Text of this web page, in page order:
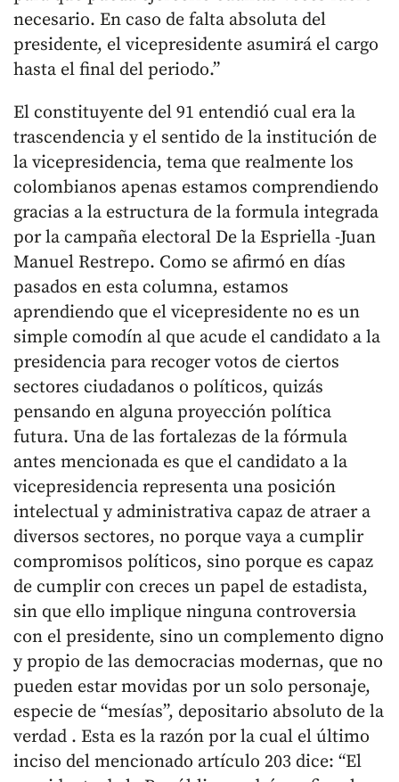
necesario. En caso de falta absoluta del
presidente, el vicepresidente asumirá el cargo
hasta el final del periodo.”
El constituyente del 91 entendió cual era la
trascendencia y el sentido de la institución de
la vicepresidencia, tema que realmente los
colombianos apenas estamos comprendiendo
gracias a la estructura de la formula integrada
por la campaña electoral De la Espriella -Juan
Manuel Restrepo. Como se afirmó en días
pasados en esta columna, estamos
aprendiendo que el vicepresidente no es un
simple comodín al que acude el candidato a la
presidencia para recoger votos de ciertos
sectores ciudadanos o políticos, quizás
pensando en alguna proyección política
futura. Una de las fortalezas de la fórmula
antes mencionada es que el candidato a la
vicepresidencia representa una posición
intelectual y administrativa capaz de atraer a
diversos sectores, no porque vaya a cumplir
compromisos políticos, sino porque es capaz
de cumplir con creces un papel de estadista,
sin que ello implique ninguna controversia
con el presidente, sino un complemento digno
y propio de las democracias modernas, que no
pueden estar movidas por un solo personaje,
especie de “mesías”, depositario absoluto de la
verdad . Esta es la razón por la cual el último
inciso del mencionado artículo 203 dice: “El